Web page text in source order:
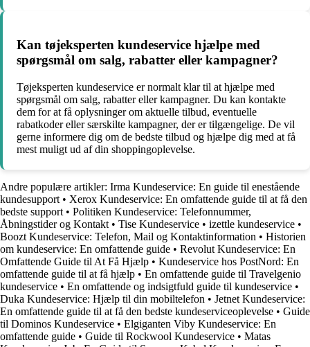
Kan tøjeksperten kundeservice hjælpe med
spørgsmål om salg, rabatter eller kampagner?
Tøjeksperten kundeservice er normalt klar til at hjælpe med
spørgsmål om salg, rabatter eller kampagner. Du kan kontakte
dem for at få oplysninger om aktuelle tilbud, eventuelle
rabatkoder eller særskilte kampagner, der er tilgængelige. De vil
gerne informere dig om de bedste tilbud og hjælpe dig med at få
mest muligt ud af din shoppingoplevelse.
Andre populære artikler: Irma Kundeservice: En guide til enestående
kundesupport • Xerox Kundeservice: En omfattende guide til at få den
bedste support • Politiken Kundeservice: Telefonnummer,
Åbningstider og Kontakt • Tise Kundeservice • izettle kundeservice •
Boozt Kundeservice: Telefon, Mail og Kontaktinformation • Historien
om kundeservice: En omfattende guide • Revolut Kundeservice: En
Omfattende Guide til At Få Hjælp • Kundeservice hos PostNord: En
omfattende guide til at få hjælp • En omfattende guide til Travelgenio
kundeservice • En omfattende og indsigtfuld guide til kundeservice •
Duka Kundeservice: Hjælp til din mobiltelefon • Jetnet Kundeservice:
En omfattende guide til at få den bedste kundeserviceoplevelse • Guide
til Dominos Kundeservice • Elgiganten Viby Kundeservice: En
omfattende guide • Guide til Rockwool Kundeservice • Matas